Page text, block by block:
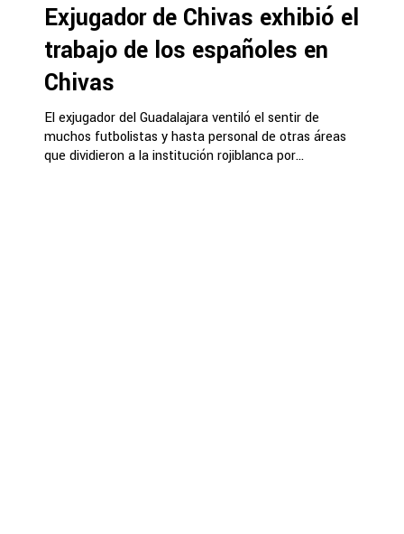
Exjugador de Chivas exhibió el
trabajo de los españoles en
Chivas
El exjugador del Guadalajara ventiló el sentir de
muchos futbolistas y hasta personal de otras áreas
que dividieron a la institución rojiblanca por...